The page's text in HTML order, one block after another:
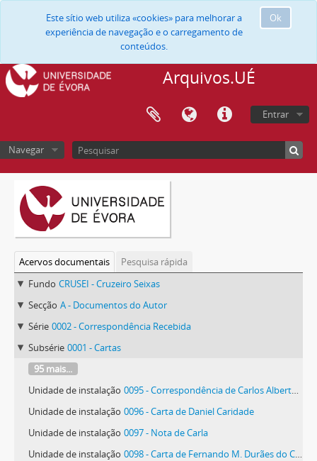
Ok
Este sítio web utiliza «cookies» para melhorar a
experiência de navegação e o carregamento de
conteúdos.
Arquivos.UÉ
Entrar
Navegar
Acervos documentais
Pesquisa rápida
Fundo CRUSEI - Cruzeiro Seixas
Secção A - Documentos do Autor
Série 0002 - Correspondência Recebida
Subsérie 0001 - Cartas
95 mais...
Unidade de instalação 0095 - Correspondência de Carlos Alberto Lopes Cardoso
Unidade de instalação 0096 - Carta de Daniel Caridade
Unidade de instalação 0097 - Nota de Carla
Unidade de instalação 0098 - Carta de Fernando M. Durães do Carmo